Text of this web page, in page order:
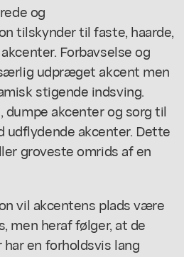
og
tilskynder til faste, haarde,
Forbavselse og
udpræget akcent men
stigende indsving.
dumpe akcenter og sorg til
udflydende akcenter. Dette
groveste omrids af en
vil akcentens plads være
men heraf følger, at de
en forholdsvis lang